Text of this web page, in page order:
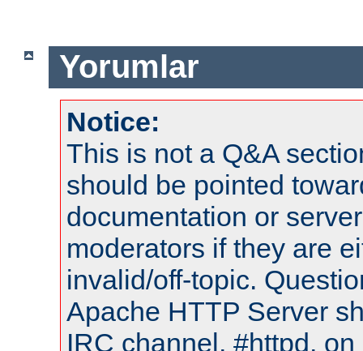
Yorumlar
Notice:
This is not a Q&A
should be pointed
documentation or
moderators if they are
invalid/off-topic.
Apache HTTP Server
IRC channel, #httpd,